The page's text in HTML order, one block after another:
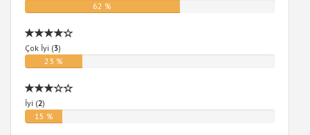
62 %
Çok İyi (3)
23 %
İyi (2)
15 %